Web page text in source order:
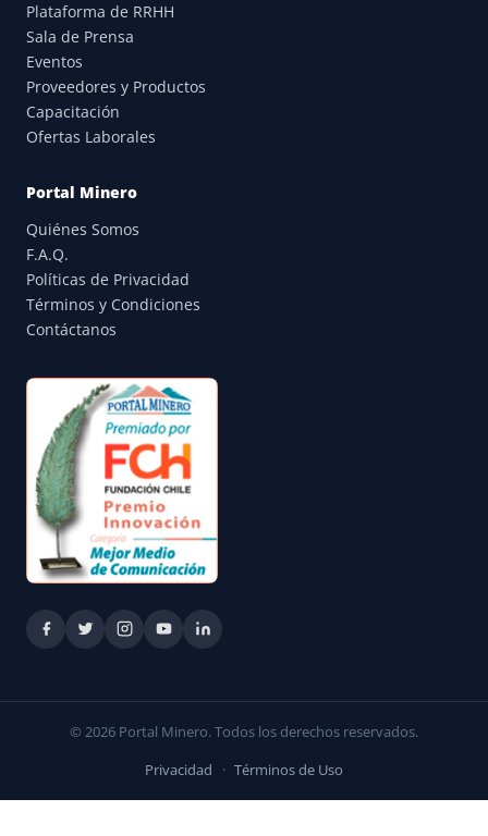
Plataforma de RRHH
Sala de Prensa
Eventos
Proveedores y Productos
Capacitación
Ofertas Laborales
Portal Minero
Quiénes Somos
F.A.Q.
Políticas de Privacidad
Términos y Condiciones
Contáctanos
© 2026 Portal Minero. Todos los derechos reservados.
Privacidad · Términos de Uso